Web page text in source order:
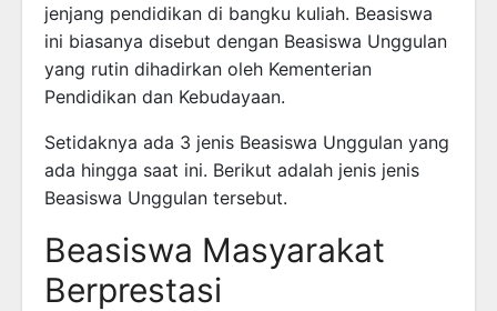
jenjang pendidikan di bangku kuliah. Beasiswa
ini biasanya disebut dengan Beasiswa Unggulan
yang rutin dihadirkan oleh Kementerian
Pendidikan dan Kebudayaan.
Setidaknya ada 3 jenis Beasiswa Unggulan yang
ada hingga saat ini. Berikut adalah jenis jenis
Beasiswa Unggulan tersebut.
Beasiswa Masyarakat
Berprestasi